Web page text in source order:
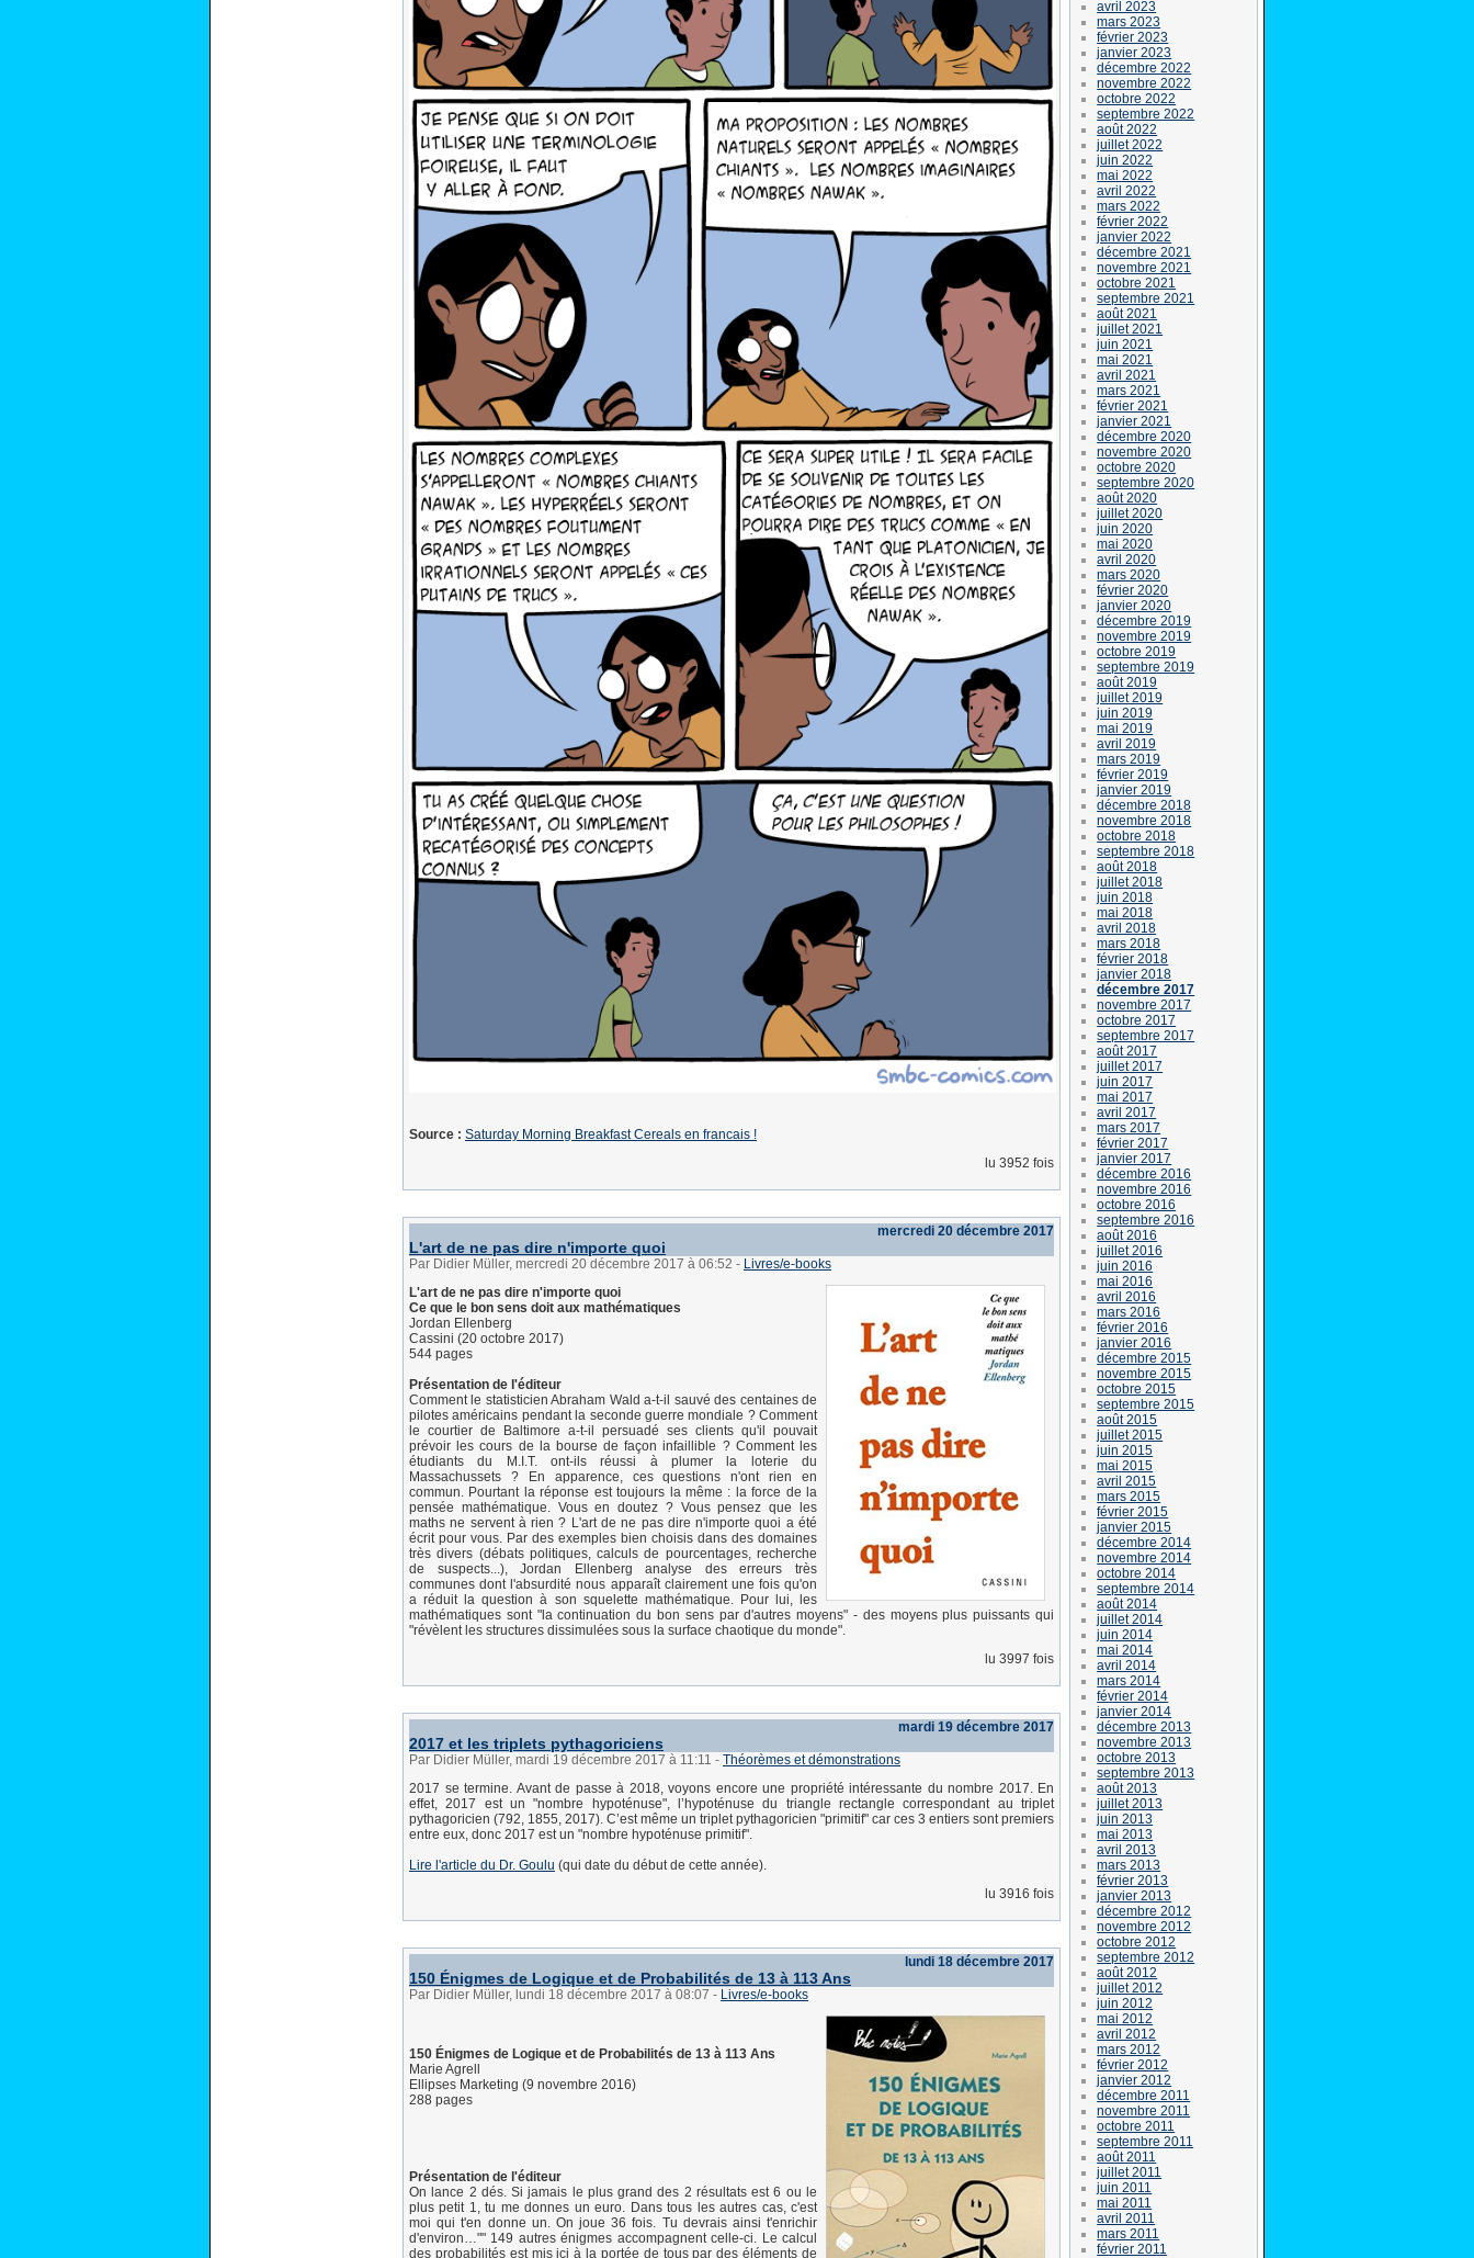
Source : Saturday Morning Breakfast Cereals en francais !
lu 3952 fois
mercredi 20 décembre 2017
L'art de ne pas dire n'importe quoi
Par Didier Müller, mercredi 20 décembre 2017 à 06:52 - Livres/e-books
L'art de ne pas dire n'importe quoi
Ce que le bon sens doit aux mathématiques
Jordan Ellenberg
Cassini (20 octobre 2017)
544 pages
Présentation de l'éditeur
Comment le statisticien Abraham Wald a-t-il sauvé des centaines de
pilotes américains pendant la seconde guerre mondiale ? Comment
le courtier de Baltimore a-t-il persuadé ses clients qu'il pouvait
prévoir les cours de la bourse de façon infaillible ? Comment les
étudiants du M.I.T. ont-ils réussi à plumer la loterie du
Massachussets ? En apparence, ces questions n'ont rien en
commun. Pourtant la réponse est toujours la même : la force de la
pensée mathématique. Vous en doutez ? Vous pensez que les
maths ne servent à rien ? L'art de ne pas dire n'importe quoi a été
écrit pour vous. Par des exemples bien choisis dans des domaines
très divers (débats politiques, calculs de pourcentages, recherche
de suspects...), Jordan Ellenberg analyse des erreurs très
communes dont l'absurdité nous apparaît clairement une fois qu'on
a réduit la question à son squelette mathématique. Pour lui, les
mathématiques sont "la continuation du bon sens par d'autres moyens" - des moyens plus puissants qui
"révèlent les structures dissimulées sous la surface chaotique du monde".
lu 3997 fois
mardi 19 décembre 2017
2017 et les triplets pythagoriciens
Par Didier Müller, mardi 19 décembre 2017 à 11:11 - Théorèmes et démonstrations
2017 se termine. Avant de passe à 2018, voyons encore une propriété intéressante du nombre 2017. En
effet, 2017 est un "nombre hypoténuse", l’hypoténuse du triangle rectangle correspondant au triplet
pythagoricien (792, 1855, 2017). C’est même un triplet pythagoricien "primitif" car ces 3 entiers sont premiers
entre eux, donc 2017 est un "nombre hypoténuse primitif".
Lire l'article du Dr. Goulu (qui date du début de cette année).
lu 3916 fois
lundi 18 décembre 2017
150 Énigmes de Logique et de Probabilités de 13 à 113 Ans
Par Didier Müller, lundi 18 décembre 2017 à 08:07 - Livres/e-books
150 Énigmes de Logique et de Probabilités de 13 à 113 Ans
Marie Agrell
Ellipses Marketing (9 novembre 2016)
288 pages
Présentation de l'éditeur
On lance 2 dés. Si jamais le plus grand des 2 résultats est 6 ou le
plus petit 1, tu me donnes un euro. Dans tous les autres cas, c'est
moi qui t'en donne un. On joue 36 fois. Tu devrais ainsi t'enrichir
d'environ…"" 149 autres énigmes accompagnent celle-ci. Le calcul
des probabilités est mis ici à la portée de tous par des éléments de
avril 2023
mars 2023
février 2023
janvier 2023
décembre 2022
novembre 2022
octobre 2022
septembre 2022
août 2022
juillet 2022
juin 2022
mai 2022
avril 2022
mars 2022
février 2022
janvier 2022
décembre 2021
novembre 2021
octobre 2021
septembre 2021
août 2021
juillet 2021
juin 2021
mai 2021
avril 2021
mars 2021
février 2021
janvier 2021
décembre 2020
novembre 2020
octobre 2020
septembre 2020
août 2020
juillet 2020
juin 2020
mai 2020
avril 2020
mars 2020
février 2020
janvier 2020
décembre 2019
novembre 2019
octobre 2019
septembre 2019
août 2019
juillet 2019
juin 2019
mai 2019
avril 2019
mars 2019
février 2019
janvier 2019
décembre 2018
novembre 2018
octobre 2018
septembre 2018
août 2018
juillet 2018
juin 2018
mai 2018
avril 2018
mars 2018
février 2018
janvier 2018
décembre 2017
novembre 2017
octobre 2017
septembre 2017
août 2017
juillet 2017
juin 2017
mai 2017
avril 2017
mars 2017
février 2017
janvier 2017
décembre 2016
novembre 2016
octobre 2016
septembre 2016
août 2016
juillet 2016
juin 2016
mai 2016
avril 2016
mars 2016
février 2016
janvier 2016
décembre 2015
novembre 2015
octobre 2015
septembre 2015
août 2015
juillet 2015
juin 2015
mai 2015
avril 2015
mars 2015
février 2015
janvier 2015
décembre 2014
novembre 2014
octobre 2014
septembre 2014
août 2014
juillet 2014
juin 2014
mai 2014
avril 2014
mars 2014
février 2014
janvier 2014
décembre 2013
novembre 2013
octobre 2013
septembre 2013
août 2013
juillet 2013
juin 2013
mai 2013
avril 2013
mars 2013
février 2013
janvier 2013
décembre 2012
novembre 2012
octobre 2012
septembre 2012
août 2012
juillet 2012
juin 2012
mai 2012
avril 2012
mars 2012
février 2012
janvier 2012
décembre 2011
novembre 2011
octobre 2011
septembre 2011
août 2011
juillet 2011
juin 2011
mai 2011
avril 2011
mars 2011
février 2011